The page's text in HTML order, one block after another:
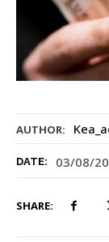
AUTHOR:
DATE: 03/08/
SHARE: